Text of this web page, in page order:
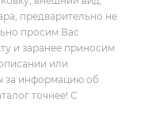
предварительно не
просим Вас
и заранее приносим
или
за информацию об
точнее! С